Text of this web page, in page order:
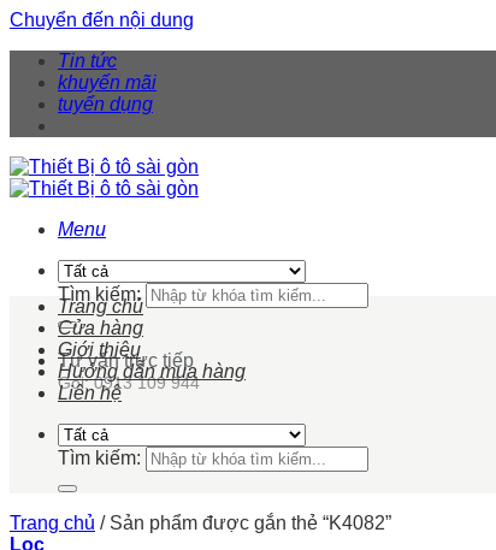
Chuyển đến nội dung
Tin tức
khuyến mãi
tuyển dụng
Menu
Tìm kiếm:
Tư vấn trực tiếp
Gọi: 0913 109 944
Trang chủ
Cửa hàng
Giới thiệu
Hướng dẫn mua hàng
Liên hệ
Tìm kiếm:
Trang chủ /Sản phẩm được gắn thẻ “K4082”
Lọc